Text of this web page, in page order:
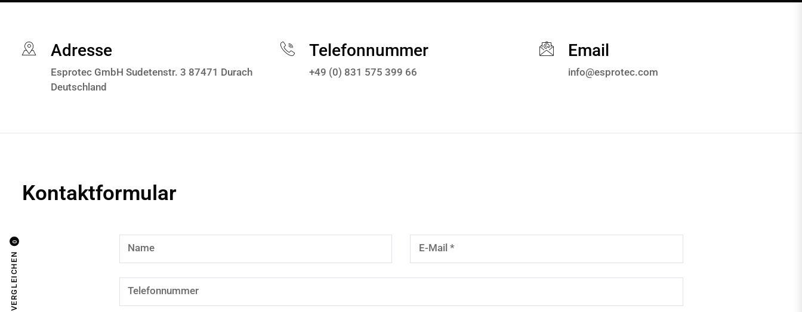
VERGLEICHEN
0
Adresse
Esprotec GmbH Sudetenstr. 3 87471 Durach
Deutschland
Telefonnummer
+49 (0) 831 575 399 66
Email
info@esprotec.com
Kontaktformular
Name E-Mail *
Telefonnummer